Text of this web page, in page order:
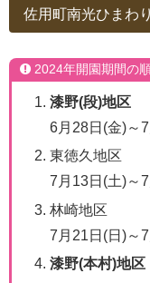
佐用町南光ひまわ
2024年開園期間の
漆野(段)地区
6月28日(金)～
東徳久地区
7月13日(土)～
林崎地区
7月21日(日)～
漆野(本村)地区